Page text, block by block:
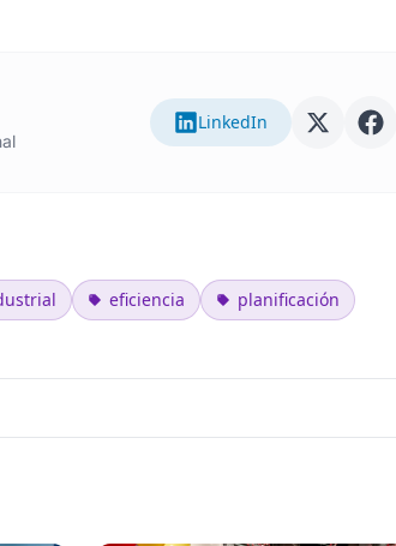
LinkedIn
eficiencia planificación